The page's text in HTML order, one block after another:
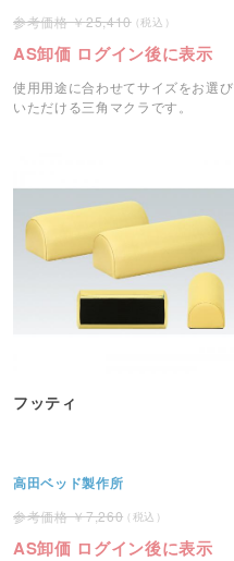
25,410
AS卸価 ログイン後に表示
使用用途に合わせてサイズをお選び
いただける三角マクラです。
フッティ
高田ベッド製作所
7,260
AS卸価 ログイン後に表示